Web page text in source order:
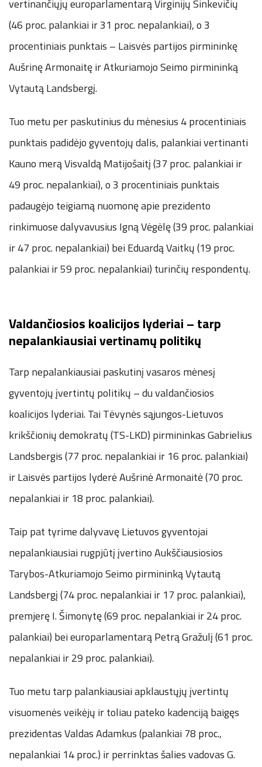
vertinančiųjų europarlamentarą Virginijų Sinkevičių
(46 proc. palankiai ir 31 proc. nepalankiai), o 3
procentiniais punktais – Laisvės partijos pirmininkę
Aušrinę Armonaitę ir Atkuriamojo Seimo pirmininką
Vytautą Landsbergį.
Tuo metu per paskutinius du mėnesius 4 procentiniais
punktais padidėjo gyventojų dalis, palankiai vertinanti
Kauno merą Visvaldą Matijošaitį (37 proc. palankiai ir
49 proc. nepalankiai), o 3 procentiniais punktais
padaugėjo teigiamą nuomonę apie prezidento
rinkimuose dalyvavusius Igną Vėgėlę (39 proc. palankiai
ir 47 proc. nepalankiai) bei Eduardą Vaitkų (19 proc.
palankiai ir 59 proc. nepalankiai) turinčių respondentų.
Valdančiosios koalicijos lyderiai – tarp
nepalankiausiai vertinamų politikų
Tarp nepalankiausiai paskutinį vasaros mėnesį
gyventojų įvertintų politikų – du valdančiosios
koalicijos lyderiai. Tai Tėvynės sąjungos-Lietuvos
krikščionių demokratų (TS-LKD) pirmininkas Gabrielius
Landsbergis (77 proc. nepalankiai ir 16 proc. palankiai)
ir Laisvės partijos lyderė Aušrinė Armonaitė (70 proc.
nepalankiai ir 18 proc. palankiai).
Taip pat tyrime dalyvavę Lietuvos gyventojai
nepalankiausiai rugpjūtį įvertino Aukščiausiosios
Tarybos-Atkuriamojo Seimo pirmininką Vytautą
Landsbergį (74 proc. nepalankiai ir 17 proc. palankiai),
premjerę I. Šimonytę (69 proc. nepalankiai ir 24 proc.
palankiai) bei europarlamentarą Petrą Gražulį (61 proc.
nepalankiai ir 29 proc. palankiai).
Tuo metu tarp palankiausiai apklaustųjų įvertintų
visuomenės veikėjų ir toliau pateko kadenciją baigęs
prezidentas Valdas Adamkus (palankiai 78 proc.,
nepalankiai 14 proc.) ir perrinktas šalies vadovas G.